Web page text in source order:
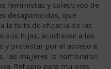
feministas y colectivos de
desaparecidas, que
la falta de eficacia de las
sus hijas, acudieron a las
y protestar por el acceso a
las mujeres lo nombraron
Refugio para mujeres